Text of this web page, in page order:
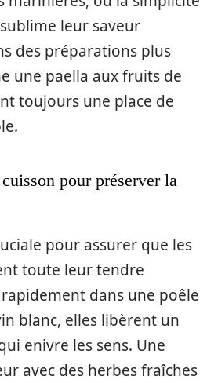
sublime leur saveur
des préparations plus
une paella aux fruits de
toujours une place de
pour préserver la
pour assurer que les
toute leur tendre
rapidement dans une poêle
blanc, elles libèrent un
enivre les sens. Une
avec des herbes fraîches